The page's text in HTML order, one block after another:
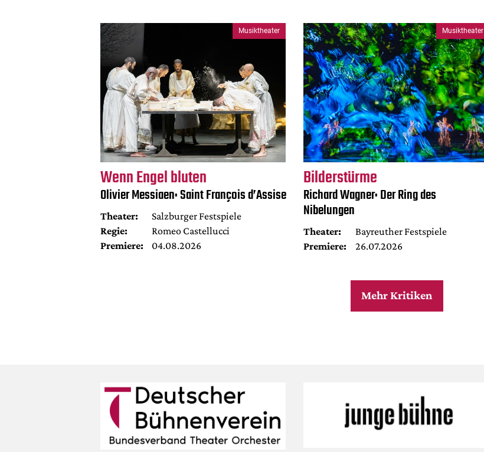
Musiktheater
Wenn Engel bluten
Olivier Messiaen: Saint François d’Assise
Theater:
Salzburger Festspiele
Regie:
Romeo Castellucci
Premiere:
04.08.2026
Musiktheater
Bilderstürme
Richard Wagner: Der Ring des
Nibelungen
Theater:
Bayreuther Festspiele
Premiere:
26.07.2026
Mehr Kritiken